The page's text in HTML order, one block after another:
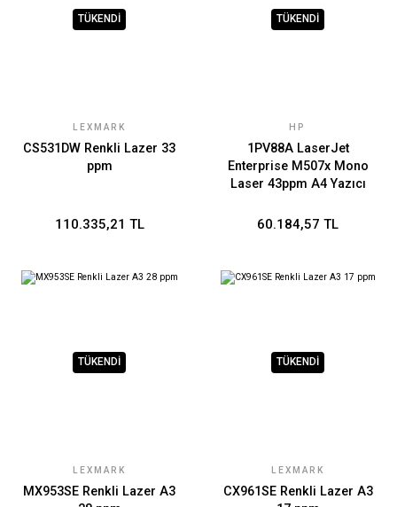
TÜKENDİ
LEXMARK
CS531DW Renkli Lazer 33
ppm
110.335,21 TL
TÜKENDİ
HP
1PV88A LaserJet
Enterprise M507x Mono
Laser 43ppm A4 Yazıcı
60.184,57 TL
TÜKENDİ
LEXMARK
MX953SE Renkli Lazer A3
TÜKENDİ
LEXMARK
CX961SE Renkli Lazer A3